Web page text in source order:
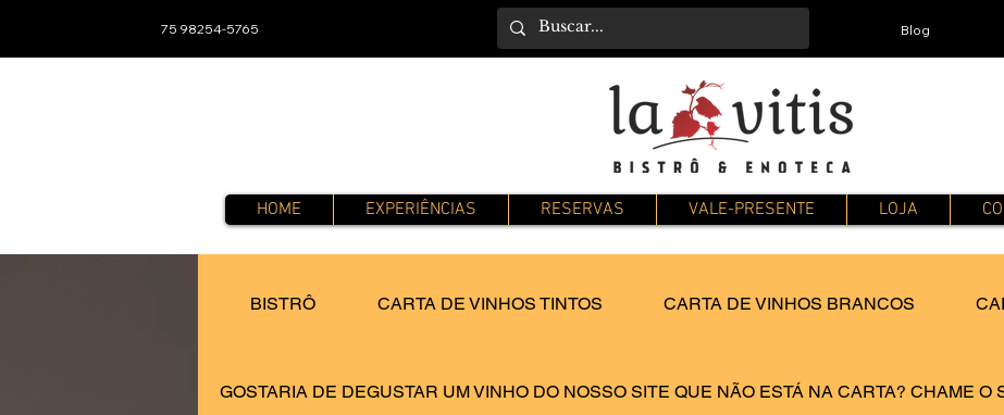
75 98254-5765 Blog
HOME EXPERIÊNCIAS RESERVAS VALE-PRESENTE LOJA
BISTRÔ CARTA DE VINHOS TINTOS CARTA DE VINHOS BRANCOS
GOSTARIA DE DEGUSTAR UM VINHO DO NOSSO SITE QUE NÃO ESTÁ NA CARTA? CHAME O